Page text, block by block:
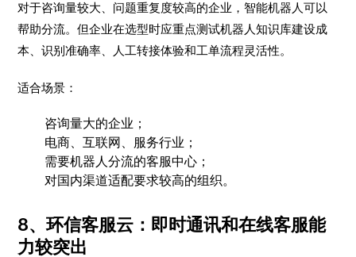
对于咨询量较大、问题重复度较高的企业，智能机器人可以
帮助分流。但企业在选型时应重点测试机器人知识库建设成
本、识别准确率、人工转接体验和工单流程灵活性。
适合场景：
咨询量大的企业；
电商、互联网、服务行业；
需要机器人分流的客服中心；
对国内渠道适配要求较高的组织。
8、环信客服云：即时通讯和在线客服能
力较突出